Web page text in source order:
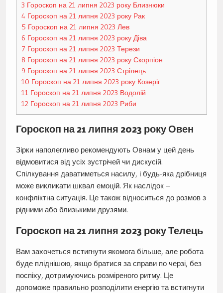
3 Гороскоп на 21 липня 2023 року Близнюки
4 Гороскоп на 21 липня 2023 року Рак
5 Гороскоп на 21 липня 2023 Лев
6 Гороскоп на 21 липня 2023 року Діва
7 Гороскоп на 21 липня 2023 Терези
8 Гороскоп на 21 липня 2023 року Скорпіон
9 Гороскоп на 21 липня 2023 Стрілець
10 Гороскоп на 21 липня 2023 року Козеріг
11 Гороскоп на 21 липня 2023 Водолій
12Гороскоп на 21 липня 2023 Риби
Гороскоп на 21 липня 2023 року Овен
Зірки наполегливо рекомендують Овнам у цей день
відмовитися від усіх зустрічей чи дискусій.
Спілкування даватиметься насилу, і будь-яка дрібниця
може викликати шквал емоцій. Як наслідок –
конфліктна ситуація. Це також відноситься до розмов з
рідними або близькими друзями.
Гороскоп на 21 липня 2023 року Телець
Вам захочеться встигнути якомога більше, але робота
буде пліднішою, якщо братися за справи по черзі, без
поспіху, дотримуючись розміреного ритму. Це
допоможе правильно розподілити енергію та встигнути